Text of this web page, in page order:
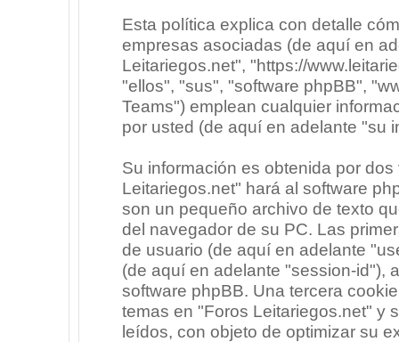
Esta política explica con detalle
empresas asociadas (de aquí en
Leitariegos.net", "https://
"ellos", "sus", "software phpBB",
Teams") emplean cualquier
por usted (de aquí en adelante "su
Su información es obtenida por
Leitariegos.net" hará al software
son un pequeño archivo de texto
del navegador de su PC. Las
de usuario (de aquí en adelante
(de aquí en adelante "session-id"),
software phpBB. Una tercera
temas en "Foros Leitariegos.net" y
leídos, con objeto de optimizar su